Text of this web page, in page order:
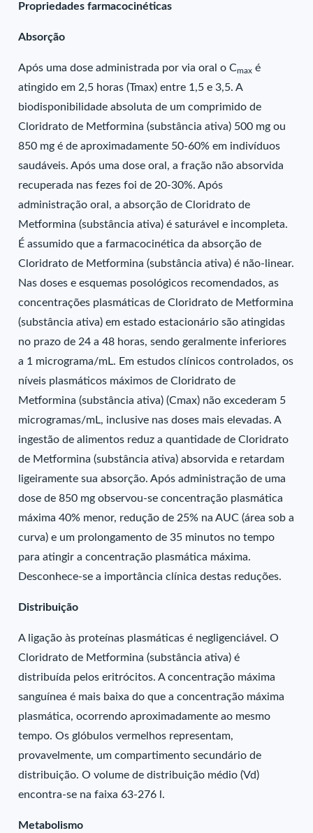
Propriedades farmacocinéticas
Absorção
Após uma dose administrada por via oral o Cmax é
atingido em 2,5 horas (Tmax) entre 1,5 e 3,5. A
biodisponibilidade absoluta de um comprimido de
Cloridrato de Metformina (substância ativa) 500 mg ou
850 mg é de aproximadamente 50-60% em indivíduos
saudáveis. Após uma dose oral, a fração não absorvida
recuperada nas fezes foi de 20-30%. Após
administração oral, a absorção de Cloridrato de
Metformina (substância ativa) é saturável e incompleta.
É assumido que a farmacocinética da absorção de
Cloridrato de Metformina (substância ativa) é não-linear.
Nas doses e esquemas posológicos recomendados, as
concentrações plasmáticas de Cloridrato de Metformina
(substância ativa) em estado estacionário são atingidas
no prazo de 24 a 48 horas, sendo geralmente inferiores
a 1 micrograma/mL. Em estudos clínicos controlados, os
níveis plasmáticos máximos de Cloridrato de
Metformina (substância ativa) (Cmax) não excederam 5
microgramas/mL, inclusive nas doses mais elevadas. A
ingestão de alimentos reduz a quantidade de Cloridrato
de Metformina (substância ativa) absorvida e retardam
ligeiramente sua absorção. Após administração de uma
dose de 850 mg observou-se concentração plasmática
máxima 40% menor, redução de 25% na AUC (área sob a
curva) e um prolongamento de 35 minutos no tempo
para atingir a concentração plasmática máxima.
Desconhece-se a importância clínica destas reduções.
Distribuição
A ligação às proteínas plasmáticas é negligenciável. O
Cloridrato de Metformina (substância ativa) é
distribuída pelos eritrócitos. A concentração máxima
sanguínea é mais baixa do que a concentração máxima
plasmática, ocorrendo aproximadamente ao mesmo
tempo. Os glóbulos vermelhos representam,
provavelmente, um compartimento secundário de
distribuição. O volume de distribuição médio (Vd)
encontra-se na faixa 63-276 l.
Metabolismo